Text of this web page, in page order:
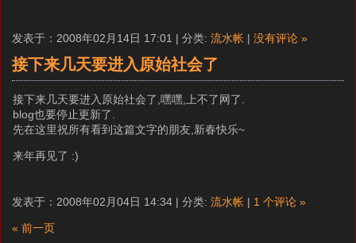
发表于：2008年02月14日 17:01 | 分类: 流水帐 | 没有评论 »
接下来几天要进入原始社会了
接下来几天要进入原始社会了,嘿嘿,上不了网了.
blog也要停止更新了.
先在这里祝所有看到这篇文字的朋友,新春快乐~
来年再见了 :)
发表于：2008年02月04日 14:34 | 分类: 流水帐 | 1 个评论 »
« 前一页